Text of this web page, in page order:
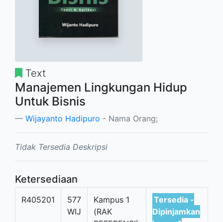
Text
Manajemen Lingkungan Hidup
Untuk Bisnis
Wijayanto Hadipuro - Nama Orang;
Tidak Tersedia Deskripsi
Ketersediaan
R405201
577
WIJ
Kampus 1
(RAK
Tersedia -
Dipinjamkan